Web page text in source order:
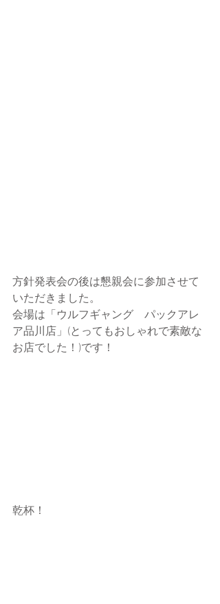
方針発表会の後は懇親会に参加させて
いただきました。
会場は「ウルフギャング　パックアレ
ア品川店」(とってもおしゃれで素敵な
お店でした！)です！
乾杯！